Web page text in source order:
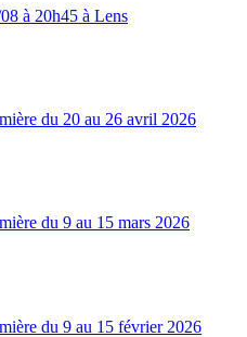
à 20h45 à Lens
du 20 au 26 avril 2026
du 9 au 15 mars 2026
du 9 au 15 février 2026